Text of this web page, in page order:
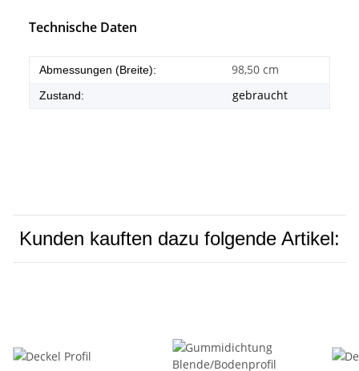
Technische Daten
Abmessungen (Breite): 98,50 cm
Zustand: gebraucht
Kunden kauften dazu folgende Artikel: